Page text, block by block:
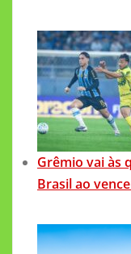
Grêmio vai às
Brasil ao